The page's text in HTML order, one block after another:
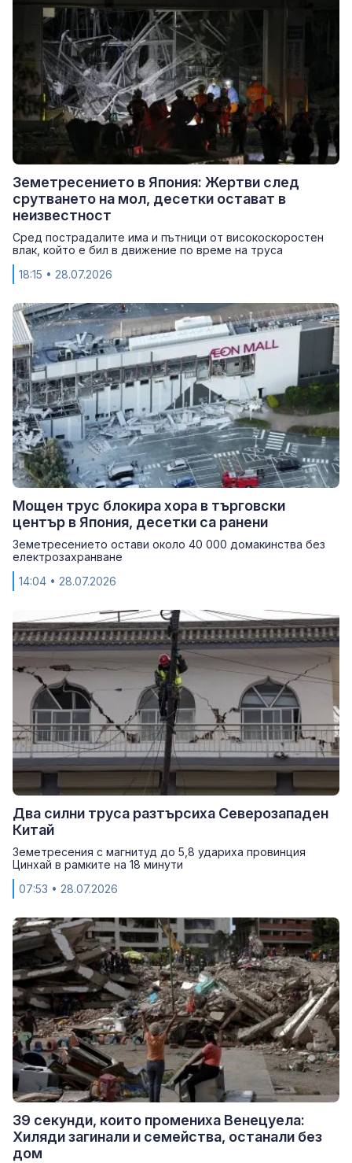
Земетресението в Япония: Жертви след
срутването на мол, десетки остават в
неизвестност
Сред пострадалите има и пътници от високоскоростен
влак, който е бил в движение по време на труса
18:15 • 28.07.2026
Мощен трус блокира хора в търговски
център в Япония, десетки са ранени
Земетресението остави около 40 000 домакинства без
електрозахранване
14:04 • 28.07.2026
Два силни труса разтърсиха Северозападен
Китай
Земетресения с магнитуд до 5,8 удариха провинция
Цинхай в рамките на 18 минути
07:53 • 28.07.2026
39 секунди, които промениха Венецуела:
Хиляди загинали и семейства, останали без
дом